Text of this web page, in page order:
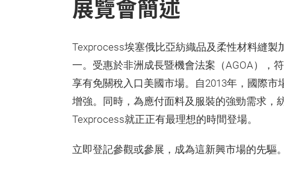
展覽會簡述
Texprocess埃塞俄比亞紡織品及柔性材料縫
一。受惠於非洲成長暨機會法案（AGOA），
享有免關稅入口美國市場。自2013年，國際
增強。同時，為應付面料及服裝的強勁需求，
Texprocess就正正有最理想的時間登場。
立即登記參觀或參展，成為這新興市場的先驅。